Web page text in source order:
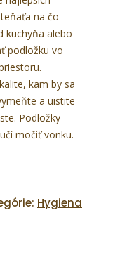
na čo
kuchyňa alebo
podložku vo
kam by sa
a uistite
Podložky
močiť vonku.
Hygiena